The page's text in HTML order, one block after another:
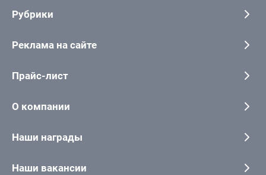
Рубрики
Реклама на сайте
Прайс-лист
О компании
Наши награды
Наши вакансии